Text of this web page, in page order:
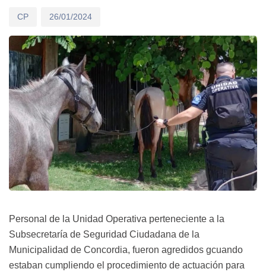
CP 26/01/2024
Personal de la Unidad Operativa perteneciente a la
Subsecretaría de Seguridad Ciudadana de la
Municipalidad de Concordia, fueron agredidos gcuando
estaban cumpliendo el procedimiento de actuación para